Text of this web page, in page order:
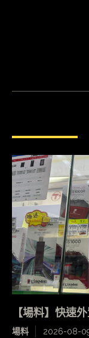
【場料】快速
場料 2026-08-